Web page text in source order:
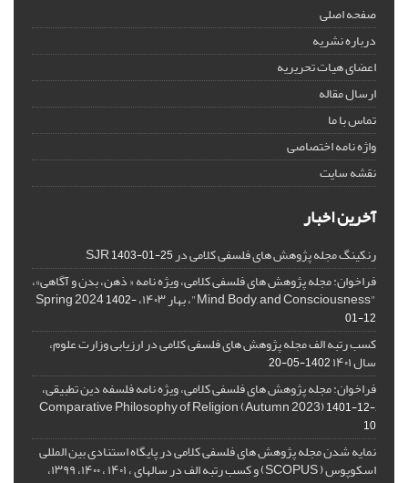
صفحه اصلی
درباره نشریه
اعضای هیات تحریریه
ارسال مقاله
تماس با ما
واژه نامه اختصاصی
نقشه سایت
آخرین اخبار
رنکینگ مجله پژوهش های فلسفی کلامی در SJR1403-01-25
فراخوان: مجله پژوهش های فلسفی کلامی، ویژه نامه « ذهن، بدن و آگاهی»،
"Mind, Body, and Consciousness"، بهار ۱۴۰۳، Spring 2024
1402-
01-12
کسب رتبه الف مجله پژوهش های فلسفی کلامی در ارزیابی وزارت علوم،
سال ۱۴۰۱ 1402-05-20
فراخوان: مجله پژوهش های فلسفی کلامی، ویژه نامه فلسفه دین تطبیقی،
,Comparative Philosophy of Religion (Autumn 2023)
1401-12-
10
نمایه شدن مجله پژوهش های فلسفی کلامی در پایگاه استنادی بین المللی
اسکوپوس ( SCOPUS) و کسب رتبه الف در سالهای ، ۱۴۰۱ ، ۱۴۰۰، ۱۳۹۹،